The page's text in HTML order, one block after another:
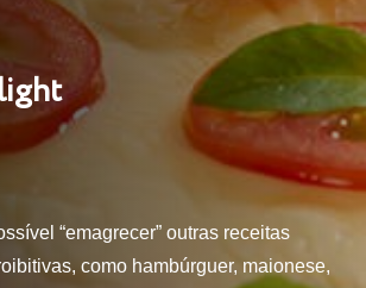
“emagrecer” outras receitas
como hambúrguer, maionese,